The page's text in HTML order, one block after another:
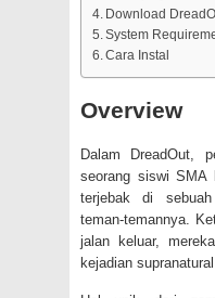
Download
System
Cara Instal
Overview
Dalam DreadOut,
seorang siswi SMA
terjebak di
teman-temannya.
jalan keluar,
kejadian